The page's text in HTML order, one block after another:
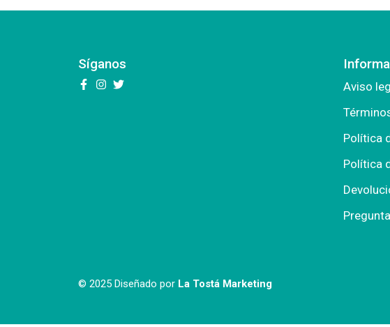
Síganos
Aviso
Política
Política
© 2025 Diseñado por La Tostá Marketing